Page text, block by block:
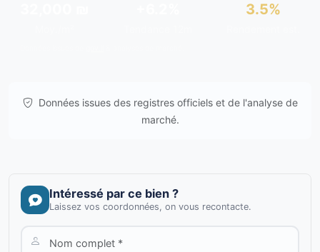
3.5%
Données issues des registres officiels et de l'analyse de
marché.
Intéressé par ce bien ?
Laissez vos coordonnées, on vous recontacte.